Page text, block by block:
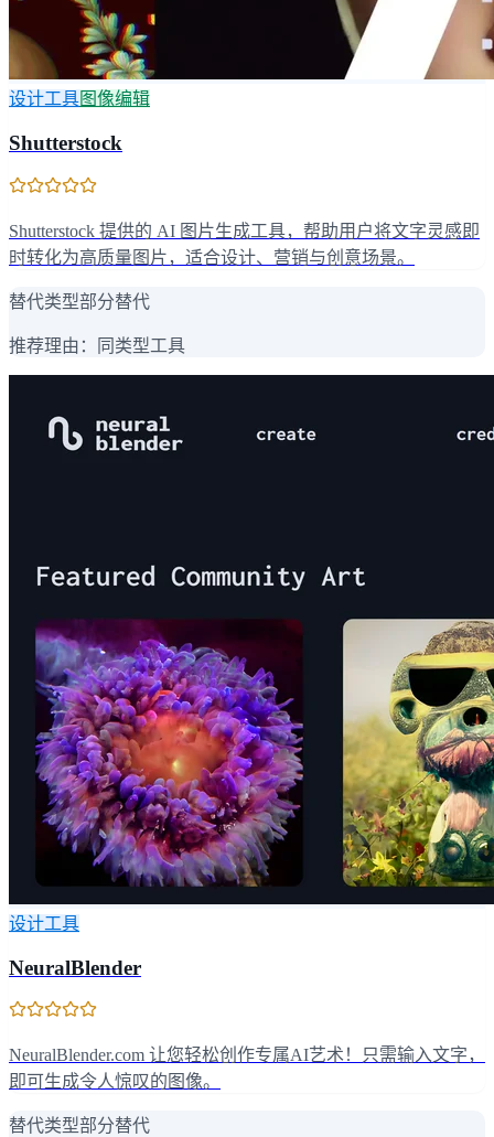
设计工具图像编辑
Shutterstock
Shutterstock 提供的 AI 图片生成工具，帮助用户将文字灵感即
时转化为高质量图片，适合设计、营销与创意场景。
替代类型部分替代
推荐理由： 同类型工具
设计工具
NeuralBlender
NeuralBlender.com 让您轻松创作专属AI艺术！只需输入文字，
即可生成令人惊叹的图像。
替代类型部分替代